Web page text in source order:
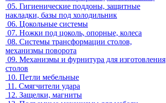
05. Гигиенические поддоны, защитные
накладки, базы под холодильник
06. Цокольные системы
07. Ножки под цоколь, опорные, колеса
08. Системы трансформации столов,
механизмы поворота
09. Механизмы и фурнитура для изготовления
столов
10. Петли мебельные
11. Смягчители удара
12. Защелки, магниты